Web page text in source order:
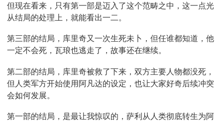
但现在看来，只有第一部是迈入了这个范畴之中，这一点光
从结局的处理上，就能看出一二。
第三部的结局，库里奇又一次生死未卜，但任谁都知道，他
一定不会死，瓦琅也逃走了，故事还在继续。
第二部的结局，库里奇被救了下来，双方主要人物都没死，
但人类军方开始使用阿凡达的设定，也让大家好奇后续冲突
会如何发展。
第一部的结局，是最让我惊叹的，萨利从人类彻底转生为阿